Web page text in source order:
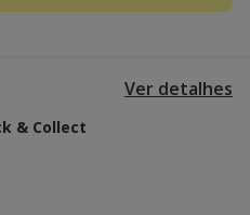
Ver detalhes
& Collect